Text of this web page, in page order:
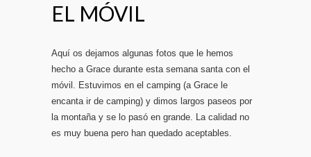
EL MÓVIL
Aquí os dejamos algunas fotos que le hemos
hecho a Grace durante esta semana santa con el
móvil. Estuvimos en el camping (a Grace le
encanta ir de camping) y dimos largos paseos por
la montaña y se lo pasó en grande. La calidad no
es muy buena pero han quedado aceptables.